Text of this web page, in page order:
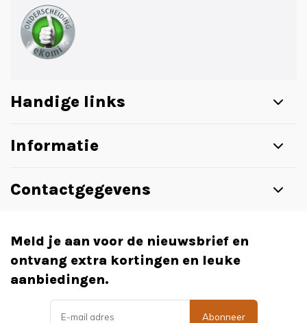
Handige links
Informatie
Contactgegevens
Meld je aan voor de nieuwsbrief en
ontvang extra kortingen en leuke
aanbiedingen.
Abonneer